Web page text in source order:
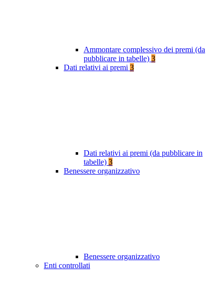
Ammontare complessivo dei premi (da
pubblicare in tabelle) 3
Dati relativi ai premi 3
Dati relativi ai premi (da pubblicare in
tabelle) 3
Benessere organizzativo
Benessere organizzativo
Enti controllati